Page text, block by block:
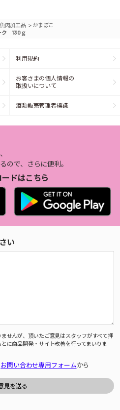
肉加工品 > かまぼこ
ク 130ｇ
利用規約
お客さまの個人情報の
取扱いについて
酒類販売管理者標識
ので、さらに便利。
ドはこちら
い
せんが、頂いたご意見はスタッフがすべて拝
に商品開発・サイト改善を行ってまいりま
お問い合わせ専用フォームから